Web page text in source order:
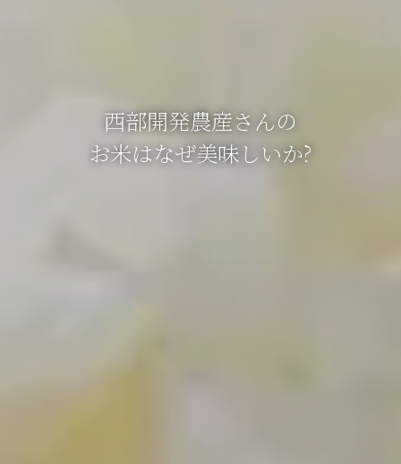
西部開発農産さんの
お米はなぜ美味しいか?